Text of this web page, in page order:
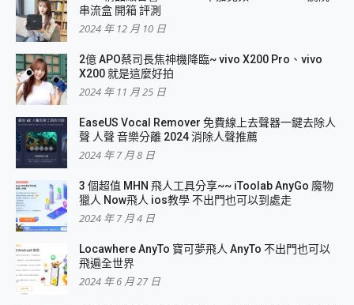
串流盒 開箱 評測
2024 年 12 月 10 日
2億 APO蔡司長焦神機降臨~ vivo X200 Pro、vivo
X200 就是這麼好拍
2024 年 11 月 25 日
EaseUS Vocal Remover 免費線上去聲器一鍵去除人
聲 人聲 音樂分離 2024 消除人聲推薦
2024 年 7 月 8 日
3 個超值 MHN 飛人工具分享~~ iToolab AnyGo 魔物
獵人 Now飛人 ios教學 不出門也可以到處走
2024 年 7 月 4 日
Locawhere AnyTo 寶可夢飛人 AnyTo 不出門也可以
飛遍全世界
2024 年 6 月 27 日